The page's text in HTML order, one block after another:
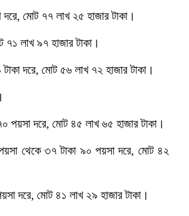
দরে, মোট ৭৭ লাখ ২৫ হাজার টাকা।
৭১ লাখ ৯৭ হাজার টাকা।
দরে, মোট ৫৬ লাখ ৭২ হাজার টাকা।
পয়সা দরে, মোট ৪৫ লাখ ৬৫ হাজার টাকা।
থেকে ৩৭ টাকা ৯০ পয়সা দরে, মোট ৪২
দরে, মোট ৪১ লাখ ২৯ হাজার টাকা।